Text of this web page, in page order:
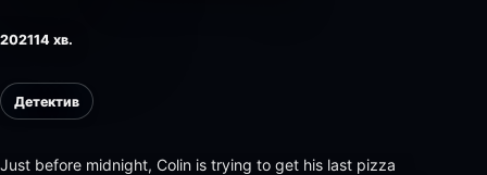
202114 хв.
Детектив
Just before midnight, Colin is trying to get his last pizza